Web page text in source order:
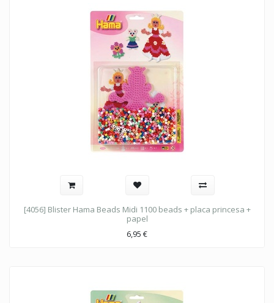
[4056] Blister Hama Beads Midi 1100 beads + placa princesa +
papel
6,95 €